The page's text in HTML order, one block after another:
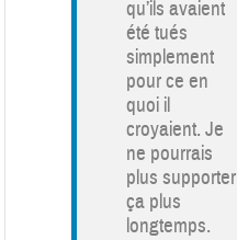
qu’ils avaient
été tués
simplement
pour ce en
quoi il
croyaient. Je
ne pourrais
plus supporter
ça plus
longtemps.